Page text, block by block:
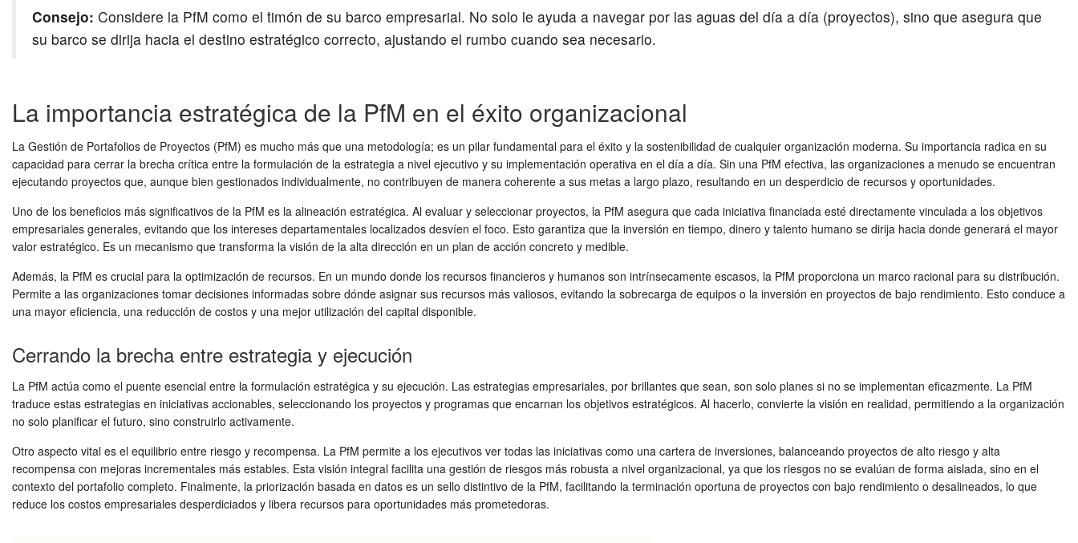
Consejo: Considere la PfM como el timón de su barco empresarial. No solo le ayuda a navegar por las aguas del día a día (proyectos), sino que asegura que
su barco se dirija hacia el destino estratégico correcto, ajustando el rumbo cuando sea necesario.
La importancia estratégica de la PfM en el éxito organizacional
La Gestión de Portafolios de Proyectos (PfM) es mucho más que una metodología; es un pilar fundamental para el éxito y la sostenibilidad de cualquier organización moderna. Su importancia radica en su
capacidad para cerrar la brecha crítica entre la formulación de la estrategia a nivel ejecutivo y su implementación operativa en el día a día. Sin una PfM efectiva, las organizaciones a menudo se encuentran
ejecutando proyectos que, aunque bien gestionados individualmente, no contribuyen de manera coherente a sus metas a largo plazo, resultando en un desperdicio de recursos y oportunidades.
Uno de los beneficios más significativos de la PfM es la alineación estratégica. Al evaluar y seleccionar proyectos, la PfM asegura que cada iniciativa financiada esté directamente vinculada a los objetivos
empresariales generales, evitando que los intereses departamentales localizados desvíen el foco. Esto garantiza que la inversión en tiempo, dinero y talento humano se dirija hacia donde generará el mayor
valor estratégico. Es un mecanismo que transforma la visión de la alta dirección en un plan de acción concreto y medible.
Además, la PfM es crucial para la optimización de recursos. En un mundo donde los recursos financieros y humanos son intrínsecamente escasos, la PfM proporciona un marco racional para su distribución.
Permite a las organizaciones tomar decisiones informadas sobre dónde asignar sus recursos más valiosos, evitando la sobrecarga de equipos o la inversión en proyectos de bajo rendimiento. Esto conduce a
una mayor eficiencia, una reducción de costos y una mejor utilización del capital disponible.
Cerrando la brecha entre estrategia y ejecución
La PfM actúa como el puente esencial entre la formulación estratégica y su ejecución. Las estrategias empresariales, por brillantes que sean, son solo planes si no se implementan eficazmente. La PfM
traduce estas estrategias en iniciativas accionables, seleccionando los proyectos y programas que encarnan los objetivos estratégicos. Al hacerlo, convierte la visión en realidad, permitiendo a la organización
no solo planificar el futuro, sino construirlo activamente.
Otro aspecto vital es el equilibrio entre riesgo y recompensa. La PfM permite a los ejecutivos ver todas las iniciativas como una cartera de inversiones, balanceando proyectos de alto riesgo y alta
recompensa con mejoras incrementales más estables. Esta visión integral facilita una gestión de riesgos más robusta a nivel organizacional, ya que los riesgos no se evalúan de forma aislada, sino en el
contexto del portafolio completo. Finalmente, la priorización basada en datos es un sello distintivo de la PfM, facilitando la terminación oportuna de proyectos con bajo rendimiento o desalineados, lo que
reduce los costos empresariales desperdiciados y libera recursos para oportunidades más prometedoras.